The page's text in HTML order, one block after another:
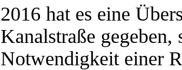
2016 hat es eine
Kanalstraße
Notwendigkeit einer